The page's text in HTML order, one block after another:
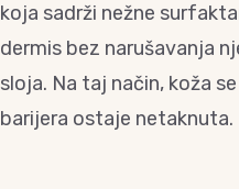
koja sadrži nežne
dermis bez narušavanja
sloja. Na taj način, koža
barijera ostaje netaknuta.